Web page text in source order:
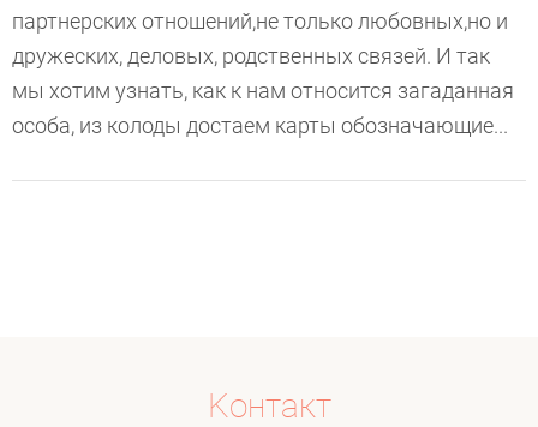
партнерских отношений,не только любовных,но и
дружеских, деловых, родственных связей. И так
мы хотим узнать, как к нам относится загаданная
особа, из колоды достаем карты обозначающие...
Koнтакт